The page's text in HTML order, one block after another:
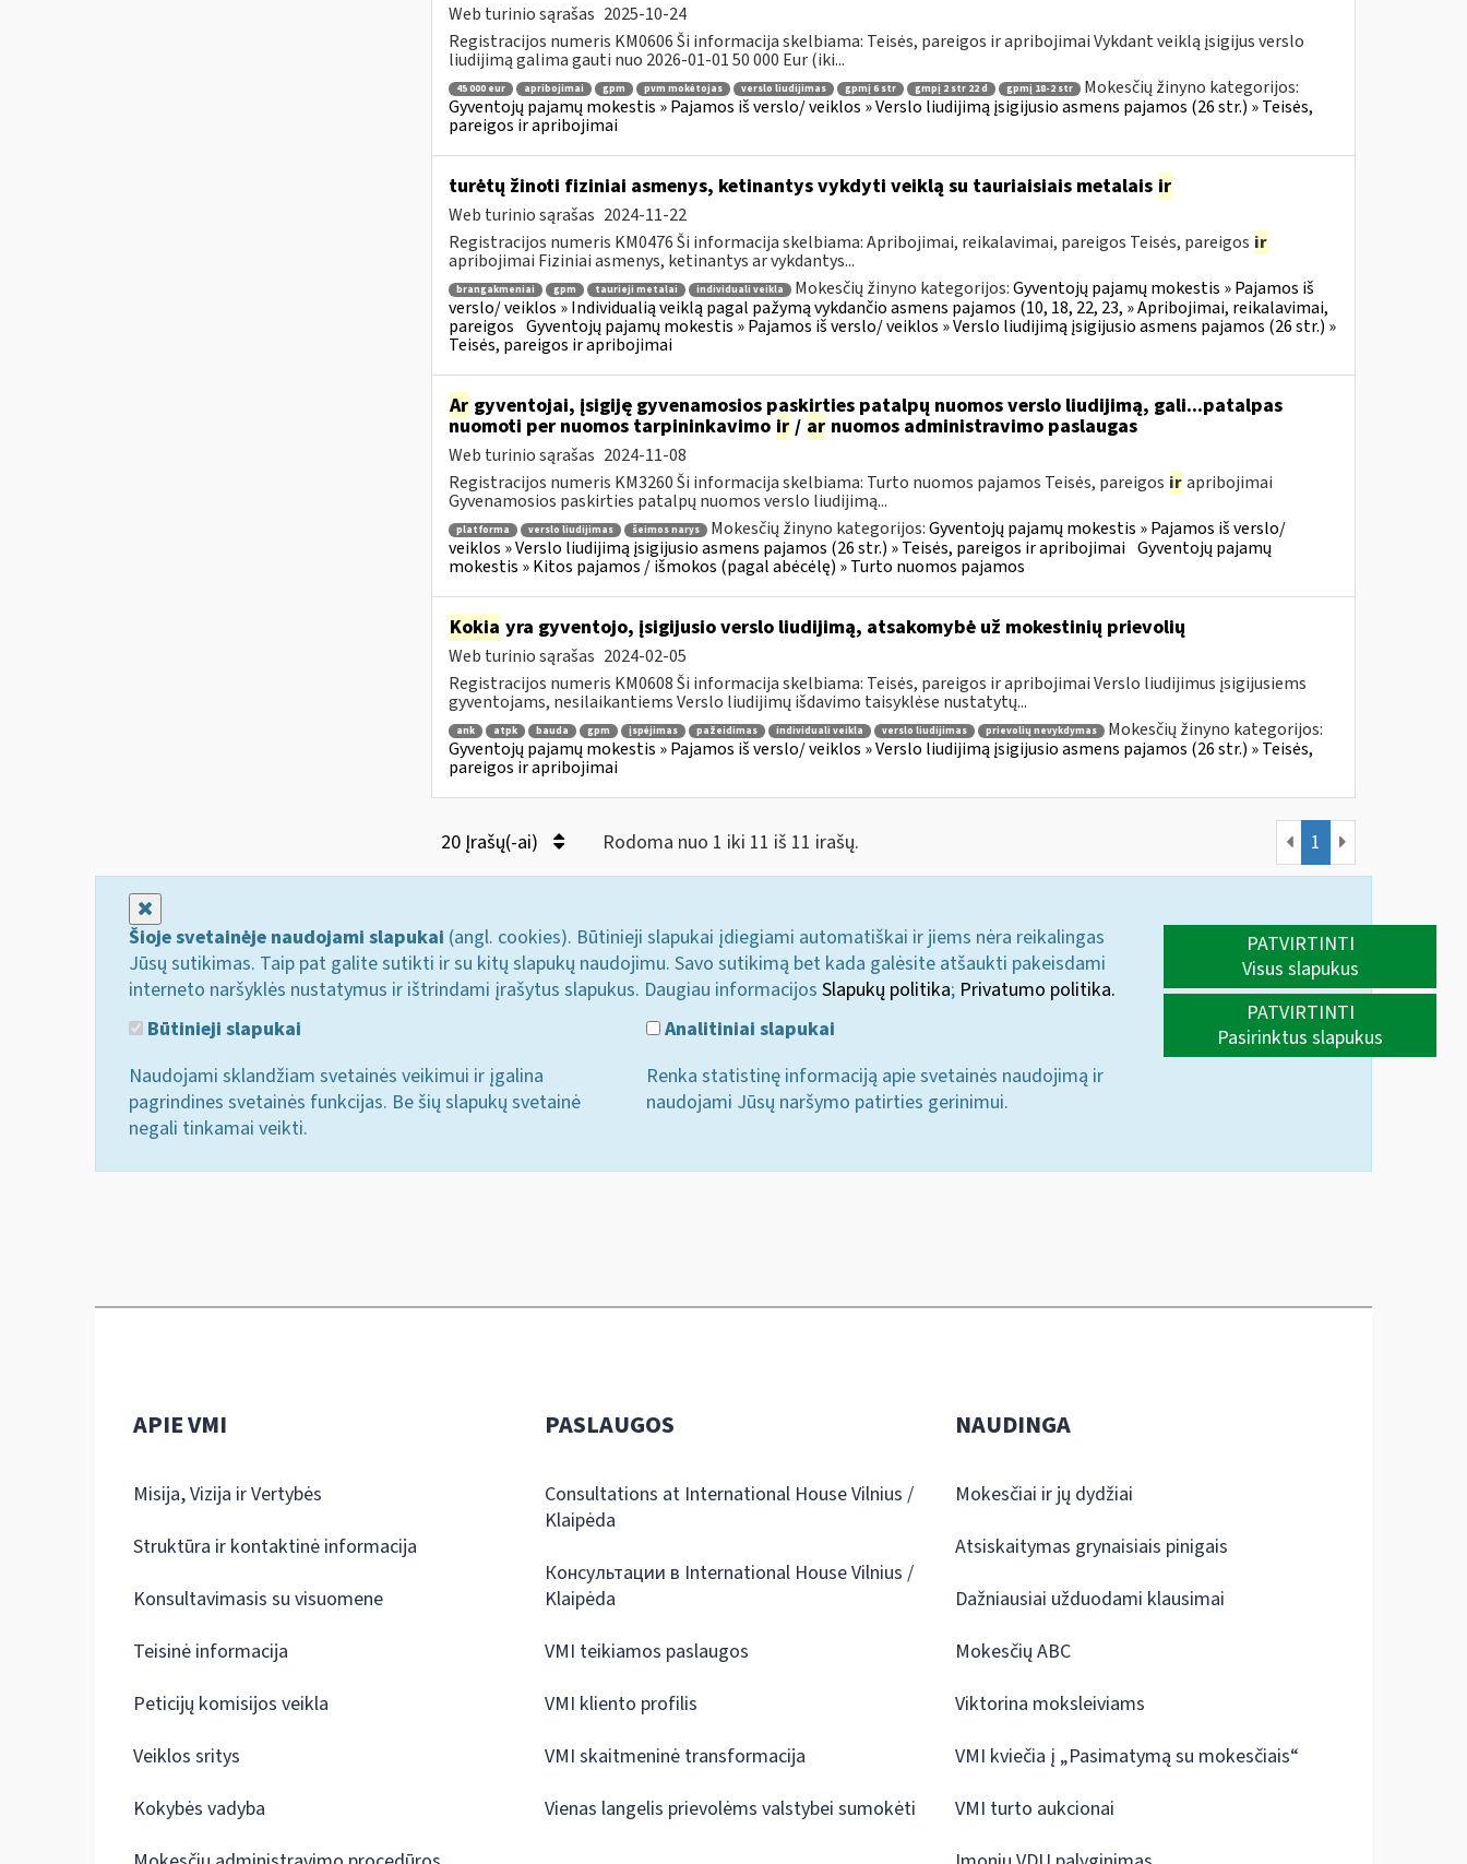
Web turinio sąrašas 2025-10-24
Registracijos numeris KM0606 Ši informacija skelbiama: Teisės, pareigos ir apribojimai Vykdant veiklą įsigijus verslo
liudijimą galima gauti nuo 2026-01-01 50 000 Eur (iki...
45 000 eur apribojimai gpm pvm mokėtojas verslo liudijimas gpmį 6 str gmpį 2 str 22 d gpmį 18-2 str
Mokesčių žinyno kategorijos:
Gyventojų pajamų mokestis » Pajamos iš verslo/ veiklos » Verslo liudijimą įsigijusio asmens pajamos (26 str.) » Teisės,
pareigos ir apribojimai
turėtų žinoti fiziniai asmenys, ketinantys vykdyti veiklą su tauriaisiais metalais ir
Web turinio sąrašas 2024-11-22
Registracijos numeris KM0476 Ši informacija skelbiama: Apribojimai, reikalavimai, pareigos Teisės, pareigos ir
apribojimai Fiziniai asmenys, ketinantys ar vykdantys...
brangakmeniai gpm taurieji metalai individuali veikla Mokesčių žinyno kategorijos:Gyventojų pajamų mokestis » Pajamos iš
verslo/ veiklos » Individualią veiklą pagal pažymą vykdančio asmens pajamos (10, 18, 22, 23, » Apribojimai, reikalavimai,
pareigos Gyventojų pajamų mokestis » Pajamos iš verslo/ veiklos » Verslo liudijimą įsigijusio asmens pajamos (26 str.) »
Teisės, pareigos ir apribojimai
Argyventojai, įsigiję gyvenamosios paskirties patalpų nuomos verslo liudijimą, gali...patalpas
nuomoti per nuomos tarpininkavimo ir/ arnuomos administravimo paslaugas
Web turinio sąrašas 2024-11-08
Registracijos numeris KM3260 Ši informacija skelbiama: Turto nuomos pajamos Teisės, pareigos ir apribojimai
Gyvenamosios paskirties patalpų nuomos verslo liudijimą...
platforma verslo liudijimas šeimos narys Mokesčių žinyno kategorijos:Gyventojų pajamų mokestis » Pajamos iš verslo/
veiklos » Verslo liudijimą įsigijusio asmens pajamos (26 str.) » Teisės, pareigos ir apribojimai Gyventojų pajamų
mokestis » Kitos pajamos / išmokos (pagal abėcėlę) » Turto nuomos pajamos
Kokia yra gyventojo, įsigijusio verslo liudijimą, atsakomybė už mokestinių prievolių
Web turinio sąrašas 2024-02-05
Registracijos numeris KM0608 Ši informacija skelbiama: Teisės, pareigos ir apribojimai Verslo liudijimus įsigijusiems
gyventojams, nesilaikantiems Verslo liudijimų išdavimo taisyklėse nustatytų...
ank atpk bauda gpm įspėjimas pažeidimas individuali veikla verslo liudijimas prievolių nevykdymas
Mokesčių žinyno kategorijos:
Gyventojų pajamų mokestis » Pajamos iš verslo/ veiklos » Verslo liudijimą įsigijusio asmens pajamos (26 str.) » Teisės,
pareigos ir apribojimai
20 Įrašų(-ai) Rodoma nuo 1 iki 11 iš 11 irašų. 1
Šioje svetainėje naudojami slapukai (angl. cookies). Būtinieji slapukai įdiegiami automatiškai ir jiems nėra reikalingas
Jūsų sutikimas. Taip pat galite sutikti ir su kitų slapukų naudojimu. Savo sutikimą bet kada galėsite atšaukti pakeisdami
interneto naršyklės nustatymus ir ištrindami įrašytus slapukus. Daugiau informacijos Slapukų politika; Privatumo politika.
Būtinieji slapukai
Naudojami sklandžiam svetainės veikimui ir įgalina
pagrindines svetainės funkcijas. Be šių slapukų svetainė
negali tinkamai veikti.
Analitiniai slapukai
Renka statistinę informaciją apie svetainės naudojimą ir
naudojami Jūsų naršymo patirties gerinimui.
PATVIRTINTI
Visus slapukus
PATVIRTINTI
Pasirinktus slapukus
APIE VMI
Misija, Vizija ir Vertybės
Struktūra ir kontaktinė informacija
Konsultavimasis su visuomene
Teisinė informacija
Peticijų komisijos veikla
Veiklos sritys
Kokybės vadyba
PASLAUGOS
Consultations at International House Vilnius /
Klaipėda
Консультации в International House Vilnius /
Klaipėda
VMI teikiamos paslaugos
VMI kliento profilis
VMI skaitmeninė transformacija
Vienas langelis prievolėms valstybei sumokėti
NAUDINGA
Mokesčiai ir jų dydžiai
Atsiskaitymas grynaisiais pinigais
Dažniausiai užduodami klausimai
Mokesčių ABC
Viktorina moksleiviams
VMI kviečia į „Pasimatymą su mokesčiais“
VMI turto aukcionai